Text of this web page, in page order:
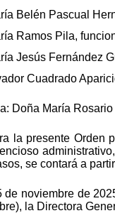
Belén Pascual
Ramos Pila,
Jesús Fernández
Cuadrado
Doña María
la presente Orden
se contará a
de noviembre de
la Directora